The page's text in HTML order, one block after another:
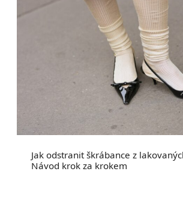
Jak odstranit škrábance z
Návod krok za krokem